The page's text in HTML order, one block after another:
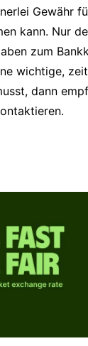
Gewähr
kann. Nur
zum
wichtige,
dann